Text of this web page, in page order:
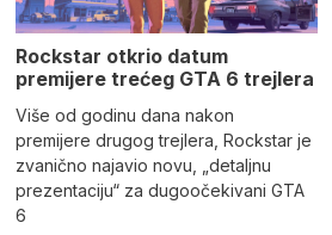
Rockstar otkrio datum
premijere trećeg GTA 6 trejlera
Više od godinu dana nakon
premijere drugog trejlera, Rockstar je
zvanično najavio novu, „detaljnu
prezentaciju“ za dugoočekivani GTA
6